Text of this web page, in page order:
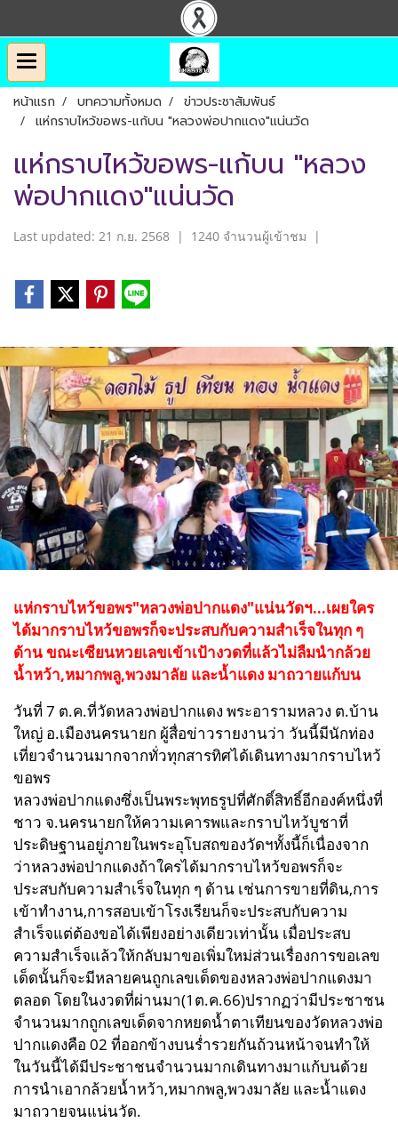
หน้าแรก บทความทั้งหมด
ข่าวประชาสัมพันธ์
แห่กราบไหว้ขอพร-แก้บน "หลวงพ่อปากแดง"แน่นวัด
แห่กราบไหว้ขอพร-แก้บน "หลวง
พ่อปากแดง"แน่นวัด
Last updated: 21 ก.ย. 2568 | 1240 จำนวนผู้เข้าชม |
แห่กราบไหว้ขอพร"หลวงพ่อปากแดง"แน่นวัดฯ...เผยใคร
ได้มากราบไหว้ขอพรก็จะประสบกับความสำเร็จในทุก ๆ
ด้าน ขณะเซียนหวยเลขเข้าเป้างวดที่แล้วไม่ลืมนำกล้วย
น้ำหว้า,หมากพลู,พวงมาลัย และน้ำแดง มาถวายแก้บน
วันที่ 7 ต.ค.ที่วัดหลวงพ่อปากแดง พระอารามหลวง ต.บ้าน
ใหญ่ อ.เมืองนครนายก ผู้สื่อข่าวรายงานว่า วันนี้มีนักท่อง
เที่ยวจำนวนมากจากทั่วทุกสารทิศได้เดินทางมากราบไหว้
ขอพร
หลวงพ่อปากแดงซึ่งเป็นพระพุทธรูปที่ศักดิ์สิทธิ์อีกองค์หนึ่งที่
ชาว จ.นครนายกให้ความเคารพและกราบไหว้บูชาที่
ประดิษฐานอยู่ภายในพระอุโบสถของวัดฯทั้งนี้ก็เนื่องจาก
ว่าหลวงพ่อปากแดงถ้าใครได้มากราบไหว้ขอพรก็จะ
ประสบกับความสำเร็จในทุก ๆ ด้าน เช่นการขายที่ดิน,การ
เข้าทำงาน,การสอบเข้าโรงเรียนก็จะประสบกับความ
สำเร็จแต่ต้องขอได้เพียงอย่างเดียวเท่านั้น เมื่อประสบ
ความสำเร็จแล้วให้กลับมาขอเพิ่มใหม่ส่วนเรื่องการขอเลข
เด็ดนั้นก็จะมีหลายคนถูกเลขเด็ดของหลวงพ่อปากแดงมา
ตลอด โดยในงวดที่ผ่านมา(1ต.ค.66)ปรากฏว่ามีประชาชน
จำนวนมากถูกเลขเด็ดจากหยดน้ำตาเทียนของวัดหลวงพ่อ
ปากแดงคือ 02 ที่ออกข้างบนร่ำรวยกันถ้วนหน้าจนทำให้
ในวันนี้ได้มีประชาชนจำนวนมากเดินทางมาแก้บนด้วย
การนำเอากล้วยน้ำหว้า,หมากพลู,พวงมาลัย และน้ำแดง
มาถวายจนแน่นวัด.